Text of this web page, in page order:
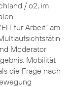
/ o2, im
für Arbeit“ am
Moderator
Mobilität
die Frage nach